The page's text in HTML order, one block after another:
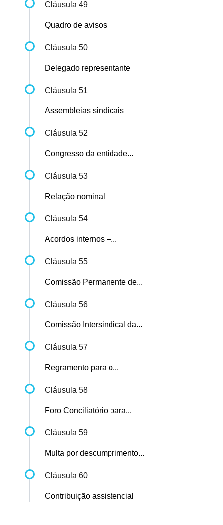
Cláusula 49
Quadro de avisos
Cláusula 50
Delegado representante
Cláusula 51
Assembleias sindicais
Cláusula 52
Congresso da entidade...
Cláusula 53
Relação nominal
Cláusula 54
Acordos internos –...
Cláusula 55
Comissão Permanente de...
Cláusula 56
Comissão Intersindical da...
Cláusula 57
Regramento para o...
Cláusula 58
Foro Conciliatório para...
Cláusula 59
Multa por descumprimento...
Cláusula 60
Contribuição assistencial